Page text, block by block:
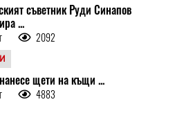
съветник Руди Синапов
...
2092
щети на къщи ...
4883